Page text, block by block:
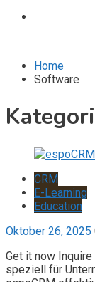
Home
Software
CRM
E-Learning
Education
Oktober 26, 2025
Get it now
speziell für